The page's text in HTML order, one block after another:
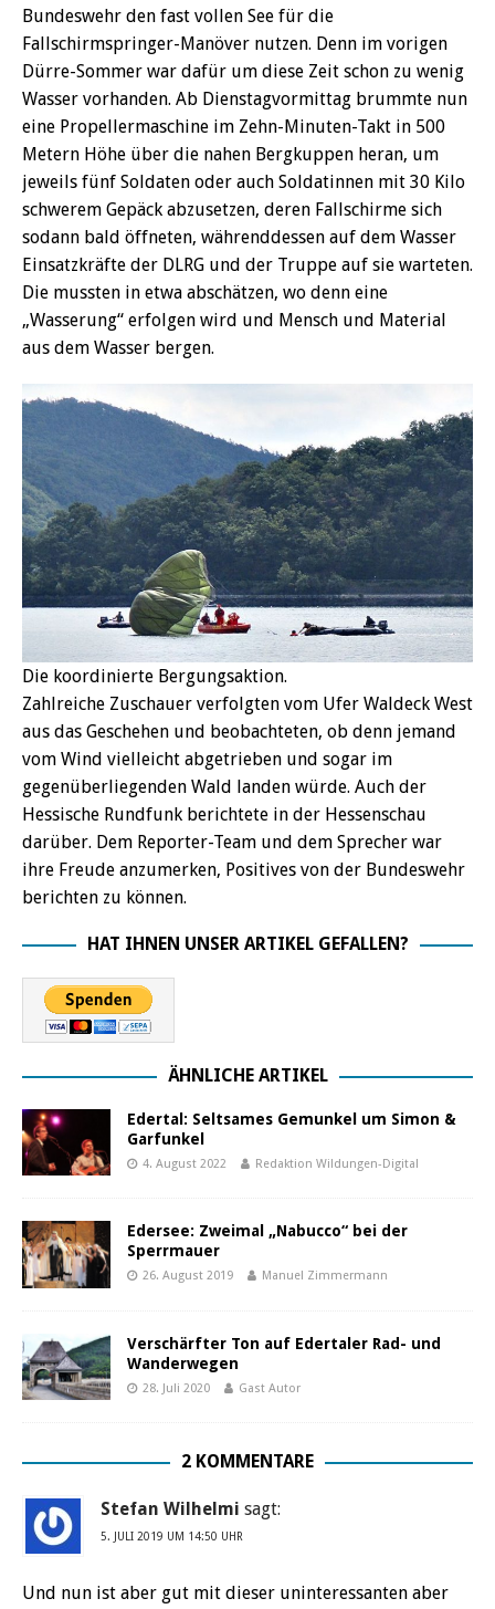
Bundeswehr den fast vollen See für die
Fallschirmspringer-Manöver nutzen. Denn im vorigen
Dürre-Sommer war dafür um diese Zeit schon zu wenig
Wasser vorhanden. Ab Dienstagvormittag brummte nun
eine Propellermaschine im Zehn-Minuten-Takt in 500
Metern Höhe über die nahen Bergkuppen heran, um
jeweils fünf Soldaten oder auch Soldatinnen mit 30 Kilo
schwerem Gepäck abzusetzen, deren Fallschirme sich
sodann bald öffneten, währenddessen auf dem Wasser
Einsatzkräfte der DLRG und der Truppe auf sie warteten.
Die mussten in etwa abschätzen, wo denn eine
„Wasserung“ erfolgen wird und Mensch und Material
aus dem Wasser bergen.
Die koordinierte Bergungsaktion.
Zahlreiche Zuschauer verfolgten vom Ufer Waldeck West
aus das Geschehen und beobachteten, ob denn jemand
vom Wind vielleicht abgetrieben und sogar im
gegenüberliegenden Wald landen würde. Auch der
Hessische Rundfunk berichtete in der Hessenschau
darüber. Dem Reporter-Team und dem Sprecher war
ihre Freude anzumerken, Positives von der Bundeswehr
berichten zu können.
HAT IHNEN UNSER ARTIKEL GEFALLEN?
ÄHNLICHE ARTIKEL
Edertal: Seltsames Gemunkel um Simon &
Garfunkel
4. August 2022 Redaktion Wildungen-Digital
Edersee: Zweimal „Nabucco“ bei der
Sperrmauer
26. August 2019 Manuel Zimmermann
Verschärfter Ton auf Edertaler Rad- und
Wanderwegen
28. Juli 2020 Gast Autor
2 KOMMENTARE
Stefan Wilhelmi sagt:
5. JULI 2019 UM 14:50 UHR
Und nun ist aber gut mit dieser uninteressanten aber